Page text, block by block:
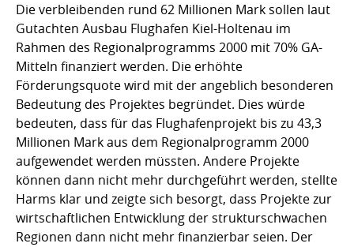
Die verbleibenden rund 62 Millionen Mark sollen laut
Gutachten Ausbau Flughafen Kiel-Holtenau im
Rahmen des Regionalprogramms 2000 mit 70% GA-
Mitteln finanziert werden. Die erhöhte
Förderungsquote wird mit der angeblich besonderen
Bedeutung des Projektes begründet. Dies würde
bedeuten, dass für das Flughafenprojekt bis zu 43,3
Millionen Mark aus dem Regionalprogramm 2000
aufgewendet werden müssten. Andere Projekte
können dann nicht mehr durchgeführt werden, stellte
Harms klar und zeigte sich besorgt, dass Projekte zur
wirtschaftlichen Entwicklung der strukturschwachen
Regionen dann nicht mehr finanzierbar seien. Der